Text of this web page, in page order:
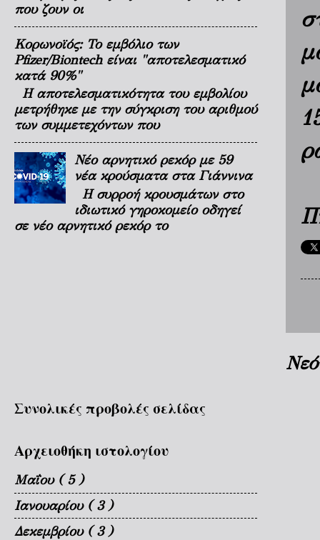
που ζουν οι
Κορωνοϊός: Το εμβόλιο των
Pfizer/Biontech είναι "αποτελεσματικό
κατά 90%"
Η αποτελεσματικότητα του εμβολίου
μετρήθηκε με την σύγκριση του αριθμού
των συμμετεχόντων που
Νέο αρνητικό ρεκόρ με 59
νέα κρούσματα στα Γιάννινα
Η συρροή κρουσμάτων στο
ιδιωτικό γηροκομείο οδηγεί
σε νέο αρνητικό ρεκόρ το
Συνολικές προβολές σελίδας
Αρχειοθήκη ιστολογίου
Μαΐου ( 5 )
Ιανουαρίου ( 3 )
Δεκεμβρίου ( 3 )